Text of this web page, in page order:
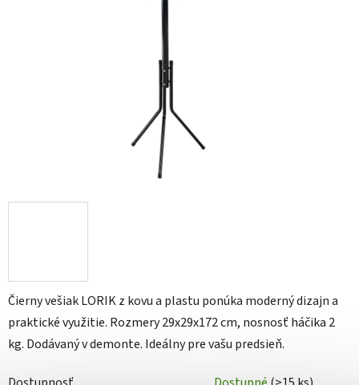
Čierny vešiak LORIK z kovu a plastu ponúka moderný dizajn a
praktické využitie. Rozmery 29x29x172 cm, nosnosť háčika 2
kg. Dodávaný v demonte. Ideálny pre vašu predsieň.